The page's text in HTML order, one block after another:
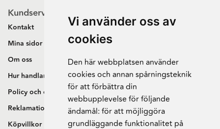
Vi använder oss av
cookies
Den här webbplatsen använder
cookies och annan spårningsteknik
för att förbättra din
webbupplevelse för följande
ändamål: för att möjliggöra
grundläggande funktionalitet på
Kundservice
Kontakt
Mina sidor
Om oss
Hur handlar jag?
Policy och cookies
Reklamation och retur
Köpvillkor